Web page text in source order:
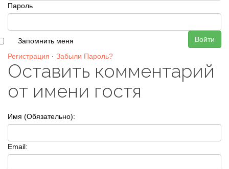
Пароль
Войти
Запомнить меня
Регистрация · Забыли Пароль?
Оставить комментарий
от имени гостя
Имя (Обязательно):
Email: